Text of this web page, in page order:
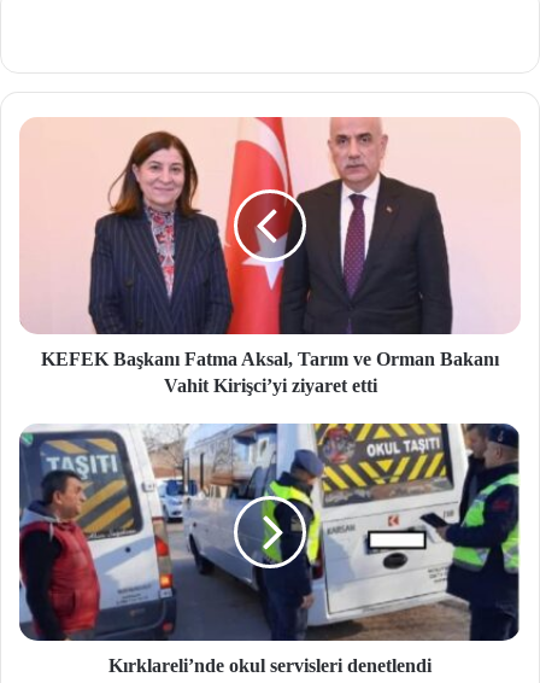
KEFEK Başkanı Fatma Aksal, Tarım ve Orman Bakanı
Vahit Kirişci’yi ziyaret etti
Kırklareli’nde okul servisleri denetlendi